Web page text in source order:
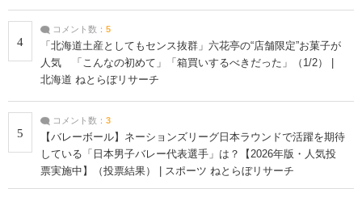
4
コメント数： 5
「北海道土産としてもセンス抜群」六花亭の“店舗限定”お菓子が
人気 「こんなの初めて」「箱買いするべきだった」（1/2） |
北海道 ねとらぼリサーチ
5
コメント数： 3
【バレーボール】ネーションズリーグ日本ラウンドで活躍を期待
している「日本男子バレー代表選手」は？【2026年版・人気投
票実施中】（投票結果） | スポーツ ねとらぼリサーチ